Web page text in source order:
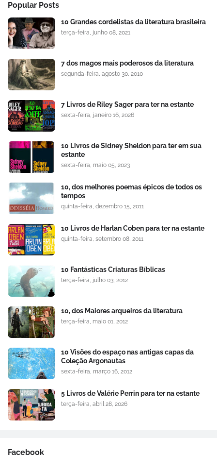
Popular Posts
10 Grandes cordelistas da literatura brasileira
terça-feira, junho 08, 2021
7 dos magos mais poderosos da literatura
segunda-feira, agosto 30, 2010
7 Livros de Riley Sager para ter na estante
sexta-feira, janeiro 16, 2026
10 Livros de Sidney Sheldon para ter em sua
estante
sexta-feira, maio 05, 2023
10, dos melhores poemas épicos de todos os
tempos
quinta-feira, dezembro 15, 2011
10 Livros de Harlan Coben para ter na estante
quinta-feira, setembro 08, 2011
10 Fantásticas Criaturas Bíblicas
terça-feira, julho 03, 2012
10, dos Maiores arqueiros da literatura
terça-feira, maio 01, 2012
10 Visões do espaço nas antigas capas da
Coleção Argonautas
sexta-feira, março 16, 2012
5 Livros de Valérie Perrin para ter na estante
terça-feira, abril 28, 2026
Facebook